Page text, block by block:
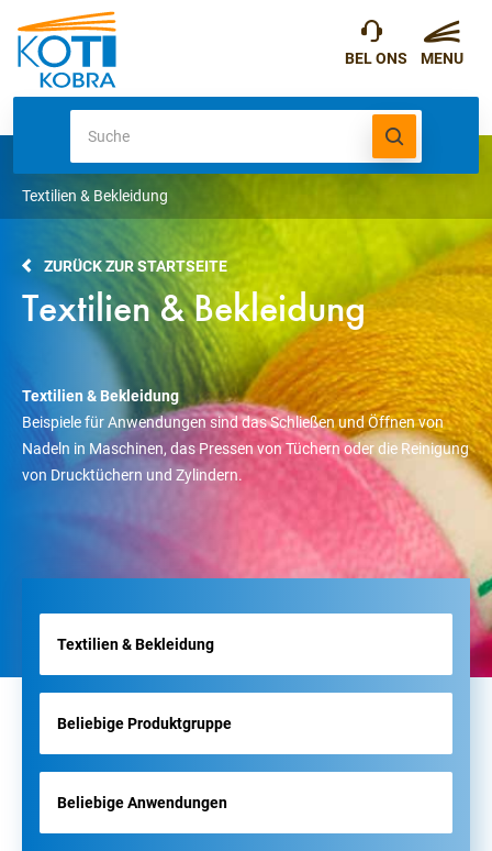
Textilien & Bekleidung
ZURÜCK ZUR STARTSEITE
Textilien & Bekleidung
Textilien & Bekleidung
Beispiele für Anwendungen sind das Schließen und Öffnen von
Nadeln in Maschinen, das Pressen von Tüchern oder die Reinigung
von Drucktüchern und Zylindern.